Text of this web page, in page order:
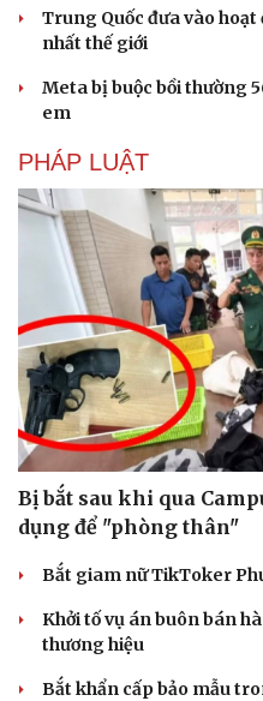
Trung Quốc đưa vào
nhất thế giới
Meta bị buộc bồi thường
em
PHÁP LUẬT
Bị bắt sau khi qua
dụng để "phòng thân"
Bắt giam nữ TikToker
Khởi tố vụ án buôn bán
thương hiệu
Bắt khẩn cấp bảo mẫu